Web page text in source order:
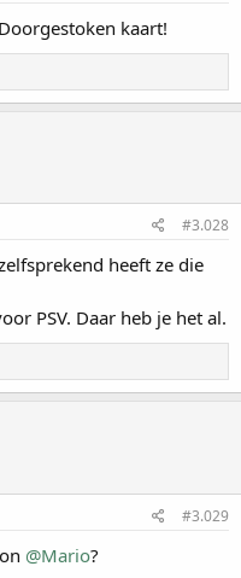
kaart!
#3.028
heeft ze die
PSV. Daar heb je het al.
#3.029
@Mario?